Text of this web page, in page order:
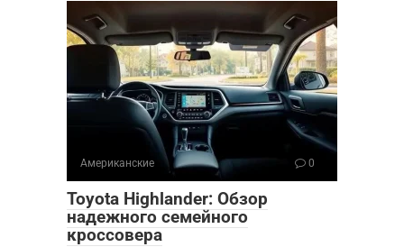
Американские 0
Toyota Highlander: Обзор
надежного семейного
кроссовера